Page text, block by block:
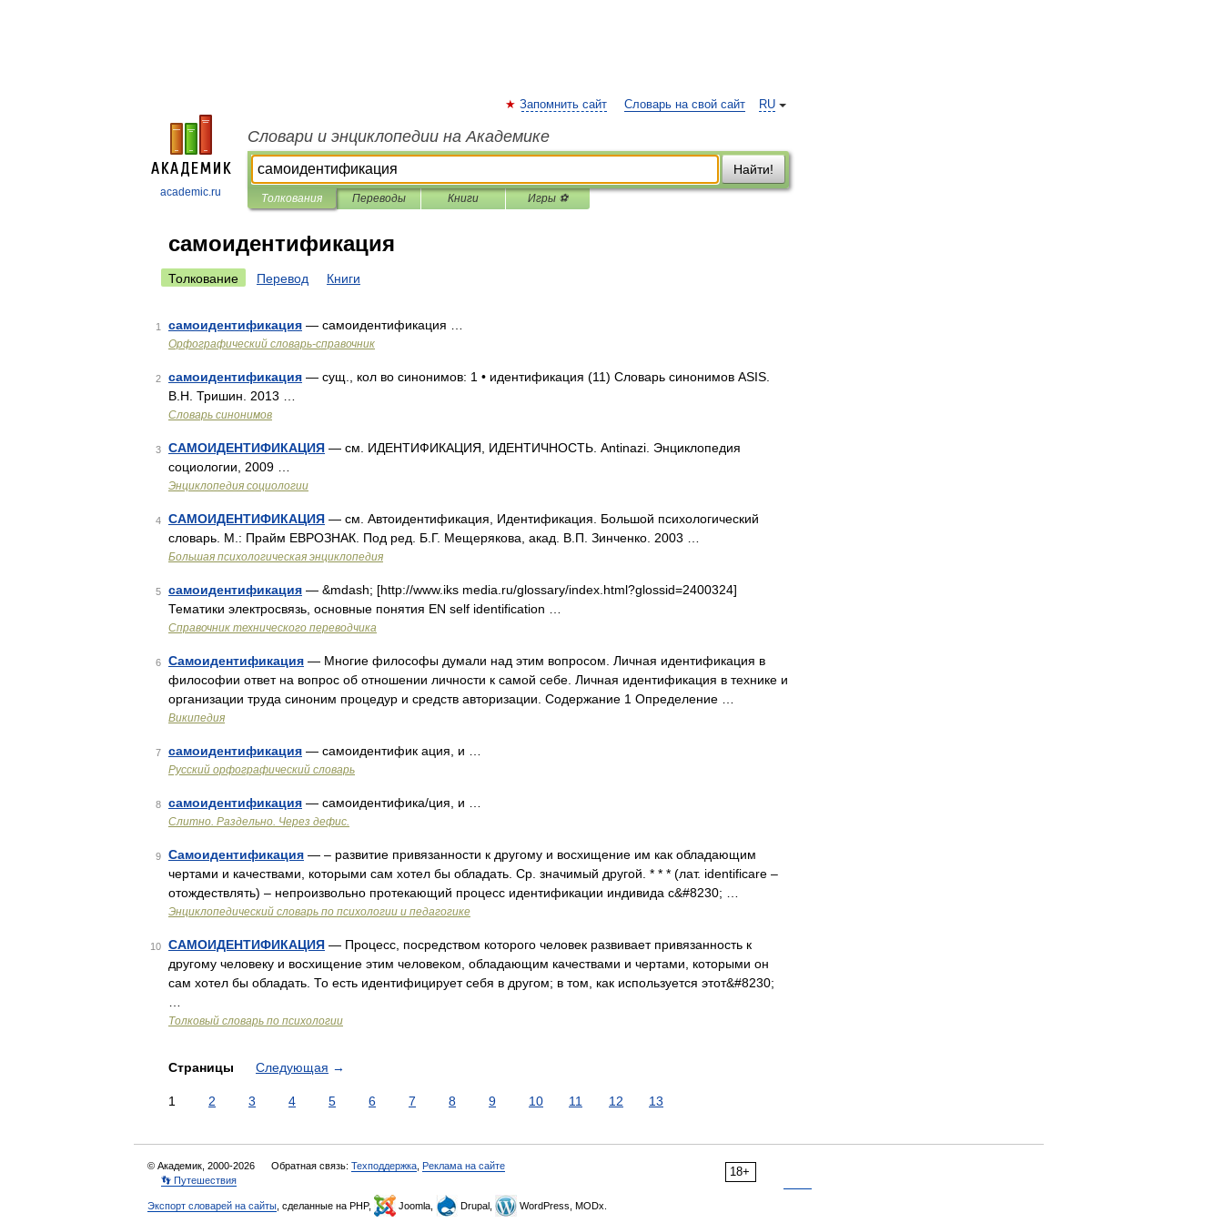
academic.ru
RU
Запомнить сайт Словарь на свой сайт
Словари и энциклопедии на Академике
Найти!
Толкования Переводы Книги Игры ⚽
самоидентификация
Толкование Перевод Книги
1 самоидентификация — самоидентификация …
Орфографический словарь-справочник
2 самоидентификация — сущ., кол во синонимов: 1 • идентификация (11) Словарь синонимов ASIS.
В.Н. Тришин. 2013 …
Словарь синонимов
3 САМОИДЕНТИФИКАЦИЯ — см. ИДЕНТИФИКАЦИЯ, ИДЕНТИЧНОСТЬ. Antinazi. Энциклопедия
социологии, 2009 …
Энциклопедия социологии
4 САМОИДЕНТИФИКАЦИЯ — см. Автоидентификация, Идентификация. Большой психологический
словарь. М.: Прайм ЕВРОЗНАК. Под ред. Б.Г. Мещерякова, акад. В.П. Зинченко. 2003 …
Большая психологическая энциклопедия
5 самоидентификация — &mdash; [http://www.iks media.ru/glossary/index.html?glossid=2400324]
Тематики электросвязь, основные понятия EN self identification …
Справочник технического переводчика
6 Самоидентификация — Многие философы думали над этим вопросом. Личная идентификация в
философии ответ на вопрос об отношении личности к самой себе. Личная идентификация в технике и
организации труда синоним процедур и средств авторизации. Содержание 1 Определение …
Википедия
7 самоидентификация — самоидентифик ация, и …
Русский орфографический словарь
8 самоидентификация — самоидентифика/ция, и …
Слитно. Раздельно. Через дефис.
9 Самоидентификация — – развитие привязанности к другому и восхищение им как обладающим
чертами и качествами, которыми сам хотел бы обладать. Ср. значимый другой. * * * (лат. identificare –
отождествлять) – непроизвольно протекающий процесс идентификации индивида с&#8230; …
Энциклопедический словарь по психологии и педагогике
10 САМОИДЕНТИФИКАЦИЯ — Процесс, посредством которого человек развивает привязанность к
другому человеку и восхищение этим человеком, обладающим качествами и чертами, которыми он
сам хотел бы обладать. То есть идентифицирует себя в другом; в том, как используется этот&#8230;
Толковый словарь по психологии
Страницы Следующая →
1 2 3 4 5 6 7 8 9 10 11 12 13
18+
© Академик, 2000-2026 Обратная связь: Техподдержка Реклама на сайте
👣 Путешествия
Экспорт словарей на сайты , сделанные на PHP, Joomla, Drupal, WordPress, MODx.